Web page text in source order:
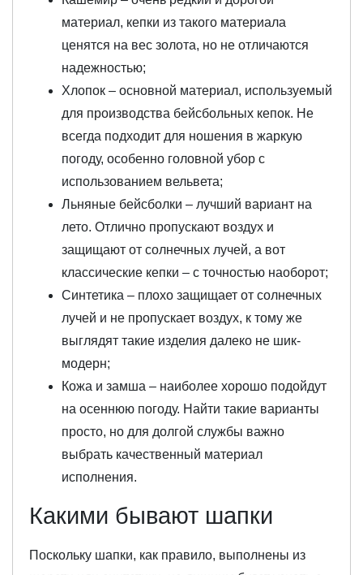
материал, кепки из такого материала
ценятся на вес золота, но не отличаются
надежностью;
Хлопок – основной материал, используемый
для производства бейсбольных кепок. Не
всегда подходит для ношения в жаркую
погоду, особенно головной убор с
использованием вельвета;
Льняные бейсболки – лучший вариант на
лето. Отлично пропускают воздух и
защищают от солнечных лучей, а вот
классические кепки – с точностью наоборот;
Синтетика – плохо защищает от солнечных
лучей и не пропускает воздух, к тому же
выглядят такие изделия далеко не шик-
модерн;
Кожа и замша – наиболее хорошо подойдут
на осеннюю погоду. Найти такие варианты
просто, но для долгой службы важно
выбрать качественный материал
исполнения.
Какими бывают шапки
Поскольку шапки, как правило, выполнены из